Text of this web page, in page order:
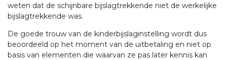
weten dat de schijnbare bijslagtrekkende niet de werkelijke
bijslagtrekkende was.
De goede trouw van de kinderbijslaginstelling wordt dus
beoordeeld op het moment van de uitbetaling en niet op
basis van elementen die waarvan ze pas later kennis kan